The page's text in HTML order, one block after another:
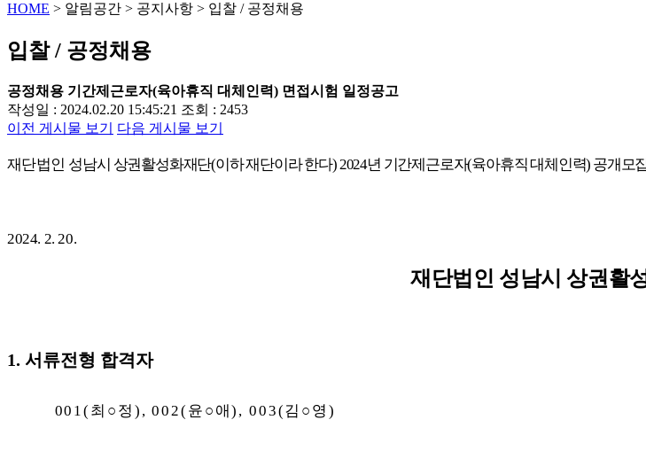
HOME > 알림공간 > 공지사항 > 입찰 / 공정채용
입찰 / 공정채용
공정채용 기간제근로자(육아휴직 대체인력) 면접시험 일정공고
작성일 : 2024.02.20 15:45:21 조회 : 2453
이전 게시물 보기
다음 게시물 보기
재단법인 성남시 상권활성화재단(이하 재단이라 한다) 2024년 기간제근로자(육아휴직 대체인력) 공개모
2024. 2. 20.
재단법인 성남시 상권활
1. 서류전형 합격자
001( 최 ○ 정 ), 002( 윤 ○ 애), 003(김 ○ 영)